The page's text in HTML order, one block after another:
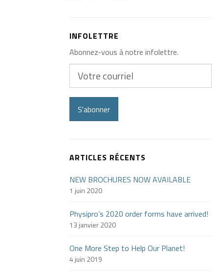
INFOLETTRE
Abonnez-vous à notre infolettre.
courriel
S'abonner
ARTICLES RÉCENTS
NEW BROCHURES NOW AVAILABLE
1 juin 2020
Physipro’s 2020 order forms have arrived!
13 janvier 2020
One More Step to Help Our Planet!
4 juin 2019